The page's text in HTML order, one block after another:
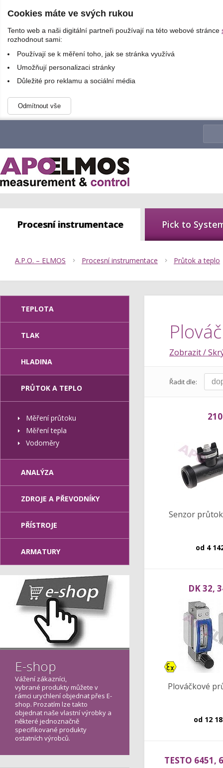
Cookies máte ve svých rukou
Tento web a naši digitální partneři používají na této webové stránce
rozhodnout sami:
Používají se k měření toho, jak se stránka využívá
Umožňují personalizaci stránky
Důležité pro reklamu a sociální média
Odmítnout vše
Procesní instrumentace Pick to
A.P.O. – ELMOS Procesní instrumentace Průtok a teplo
Zobrazit /
Řadit dle:
210
Senzor
od 4
DK 32,
Ex
Plováčkové
od 12
TESTO 6451,
TEPLOTA
TLAK
HLADINA
PRŮTOK A TEPLO
Měření průtoku
Měření tepla
Vodoměry
ANALÝZA
ZDROJE A PŘEVODNÍKY
PŘÍSTROJE
ARMATURY
E-shop
Vážení zákazníci,
vybrané produkty můžete v
rámci urychlení objednat přes E-
shop. Prozatím lze takto
objednat naše vlastní výrobky a
některé jednoznačně
specifikované produkty
ostatních výrobců.